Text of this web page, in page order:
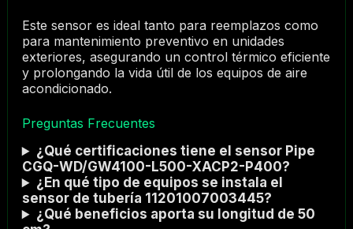
Este sensor es ideal tanto para reemplazos como
para mantenimiento preventivo en unidades
exteriores, asegurando un control térmico eficiente
y prolongando la vida útil de los equipos de aire
acondicionado.
Preguntas Frecuentes
¿Qué certificaciones tiene el sensor Pipe
CGQ-WD/GW4100-L500-XACP2-P400?
¿En qué tipo de equipos se instala el
sensor de tubería 11201007003445?
¿Qué beneficios aporta su longitud de 50